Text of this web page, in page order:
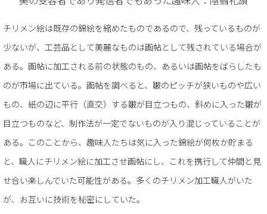
チリメン絵は既存の錦絵を縮めたものであるので、残っているものが
少ないが、工芸品として美麗なものは画帖として残されている場合が
ある。画帖に加工される前の状態のもの、あるいは画帖をばらしたも
のが市場に出ている。画帖を調べると、皺のピッチが狭いものや広い
もの、紙の辺に平行（直交）する皺が目立つもの、斜めに入った皺が
目立つものなど、制作法が一定でないものが入り混じっていることが
ある。このことから、趣味人たちは気に入った錦絵が何枚か貯まる
と、職人にチリメン絵に加工させ画帖にし、これを携行して仲間と見
せ合い楽しんでいた可能性がある。多くのチリメン加工職人がいた
が、お互いに技術を秘密にしていた。